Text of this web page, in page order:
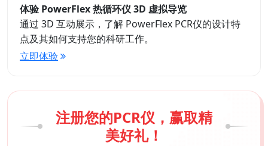
体验 PowerFlex 热循环仪 3D 虚拟导览
通过 3D 互动展示，了解 PowerFlex PCR仪的设计特
点及其如何支持您的科研工作。
立即体验
注册您的PCR仪，赢取精
美好礼！